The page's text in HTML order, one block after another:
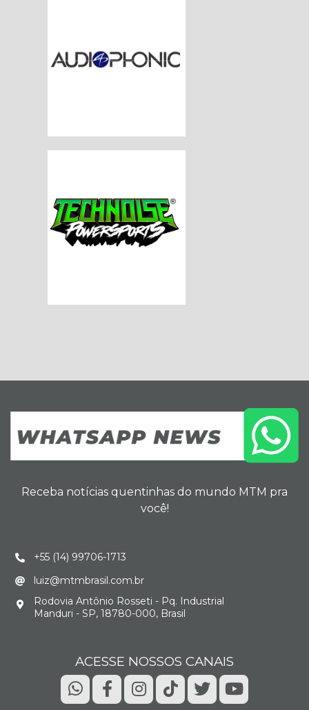
Receba notícias quentinhas do mundo MTM pra
você!
+55 (14) 99706-1713
luiz@mtmbrasil.com.br
Rodovia Antônio Rosseti - Pq. Industrial
Manduri - SP, 18780-000, Brasil
ACESSE NOSSOS CANAIS